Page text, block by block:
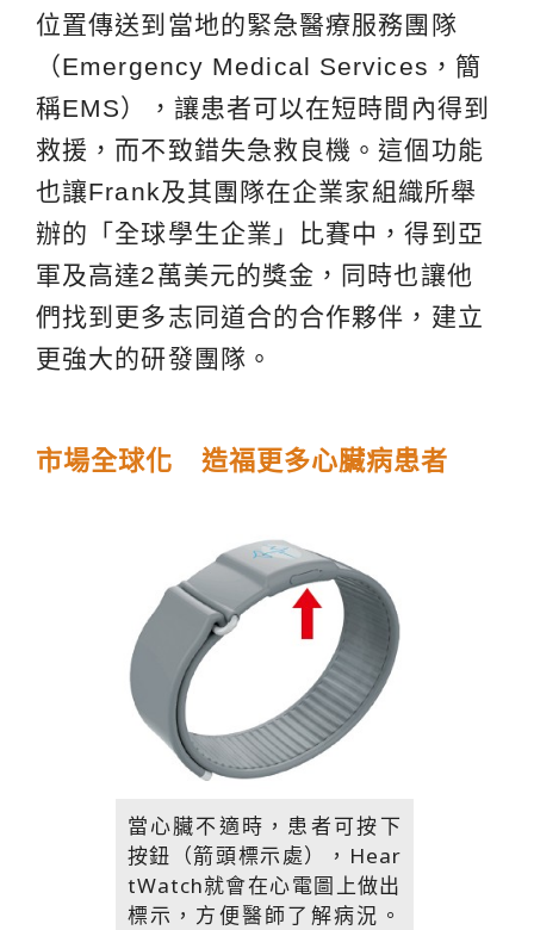
位置傳送到當地的緊急醫療服務團隊
（Emergency Medical Services，簡
稱EMS），讓患者可以在短時間內得到
救援，而不致錯失急救良機。這個功能
也讓Frank及其團隊在企業家組織所舉
辦的「全球學生企業」比賽中，得到亞
軍及高達2萬美元的獎金，同時也讓他
們找到更多志同道合的合作夥伴，建立
更強大的研發團隊。
市場全球化 造福更多心臟病患者
當心臟不適時，患者可按下
按鈕（箭頭標示處），Hear
tWatch就會在心電圖上做出
標示，方便醫師了解病況。